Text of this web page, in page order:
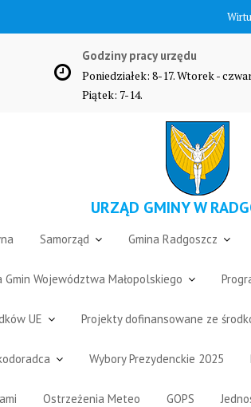
Godziny pracy urzędu
Poniedziałek: 8-17. Wtorek -
Piątek: 7-14.
URZĄD GMINY W
Samorząd Gmina Radgoszcz
Województwa Małopolskiego
UE Projekty dofinansowane ze
Wybory Prezydenckie 2025
Ostrzeżenia Meteo GOPS